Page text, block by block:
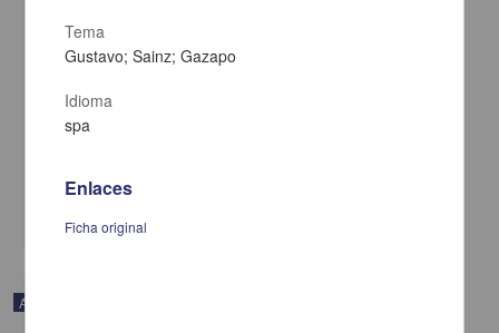
Cadenas, Rafael - Coordinación de Difusión Cultural, UNAM
Artes y Humanidades
Audio
Tema
Gustavo; Sainz; Gazapo
Idioma
spa
Enlaces
Ficha original